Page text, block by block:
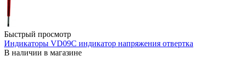
Быстрый просмотр
Индикаторы VD09C индикатор напряжения отвертка
В наличии в магазине